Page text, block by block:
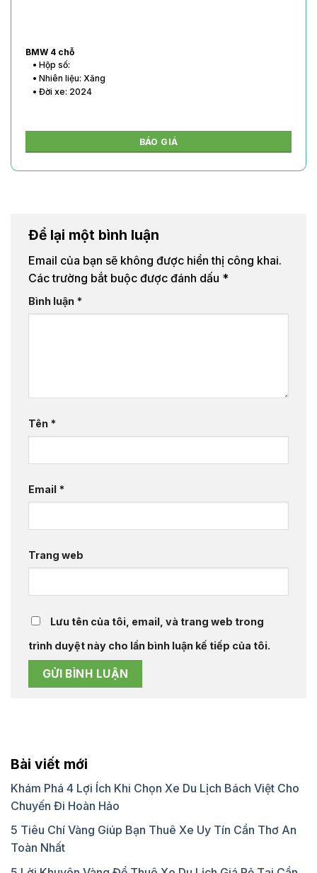
BMW 4 chỗ
• Hộp số:
• Nhiên liệu: Xăng
• Đời xe: 2024
BÁO GIÁ
Để lại một bình luận
Email của bạn sẽ không được hiển thị công khai.
Các trường bắt buộc được đánh dấu *
Bình luận *
Tên *
Email *
Trang web
Lưu tên của tôi, email, và trang web trong
trình duyệt này cho lần bình luận kế tiếp của tôi.
Bài viết mới
Khám Phá 4 Lợi Ích Khi Chọn Xe Du Lịch Bách Việt Cho
Chuyến Đi Hoàn Hảo
5 Tiêu Chí Vàng Giúp Bạn Thuê Xe Uy Tín Cần Thơ An
Toàn Nhất